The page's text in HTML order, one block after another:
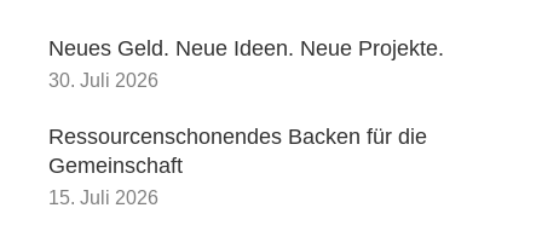
Neues Geld. Neue Ideen. Neue Projekte.
30. Juli 2026
Ressourcenschonendes Backen für die
Gemeinschaft
15. Juli 2026